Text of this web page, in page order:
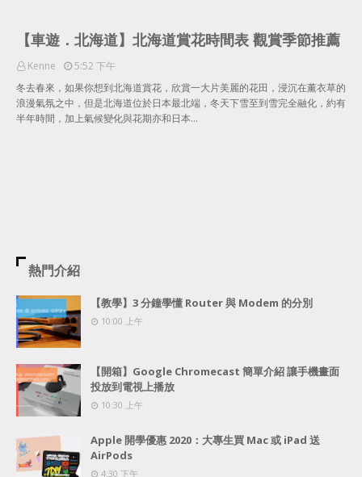
【車遊．北海道】北海道賞花時間表 觀賞季節推薦
Kenne
5:52 下午
冬去春來，如果你想到北海道賞花，欣賞一大片美麗的花田，浸沉在薰衣草的
浪漫氣氛之中，但是北海道位於日本最北端，冬天下雪至到雪完全融化，約有
半年時間，加上氣候變化與花期亦和日本…
熱門介紹
【教學】3 分鐘學懂 Router 與 Modem 的分別
10:00 上午
【開箱】Google Chromecast 簡單介紹 讓手機畫面
投放到電視上播放
10:30 上午
Apple 開學優惠 2020：大專生買 Mac 或 iPad 送
AirPods
4:30 下午